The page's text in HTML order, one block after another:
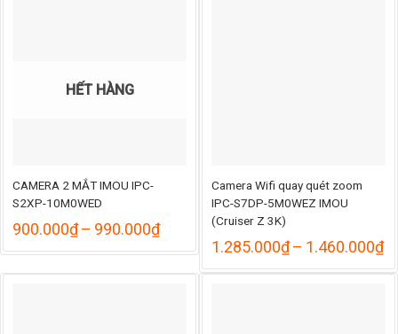
HẾT HÀNG
CAMERA 2 MẮT IMOU IPC-
S2XP-10M0WED
900.000₫– 990.000₫Khoảng
từ
900.000₫
Camera Wifi quay quét zoom
IPC-S7DP-5M0WEZ IMOU
(Cruiser Z 3K)
1.285.000₫– 1.460.000₫
từ